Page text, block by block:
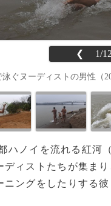
❮ 1/12
ぐヌーディストの男性（
ハノイを流れる紅河（
ディストたちが集ま
ニングをしたりする